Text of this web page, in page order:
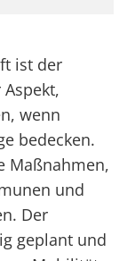
ist der
wenn
bedecken.
Maßnahmen,
und
Der
geplant und